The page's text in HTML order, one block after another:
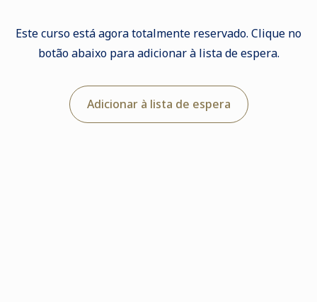
Este curso está agora totalmente reservado. Clique no
botão abaixo para adicionar à lista de espera.
Adicionar à lista de espera